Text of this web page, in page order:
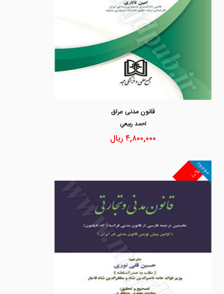
قانون مدنی عراق
احمد ربيعي
۴,۸۰۰,۰۰۰ریال
۱۰%
موجود